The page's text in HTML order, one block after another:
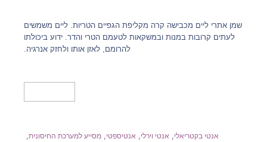
היה:
80.00₪.
72.00₪.
שמן אתרי ליים מכבישה קרה מקליפת הגפיים הטריות. ליים משמשים
לעתים קרובות במנות ובמשקאות לטעמם הטרי והדר. ידוע ביכולתו
להרומם, לאזן אותו ולחזק אנרגיה.
אנטי בקטריאלי, אנטי וירלי, אנטיספטי, מסייע למערכת החיסונית,